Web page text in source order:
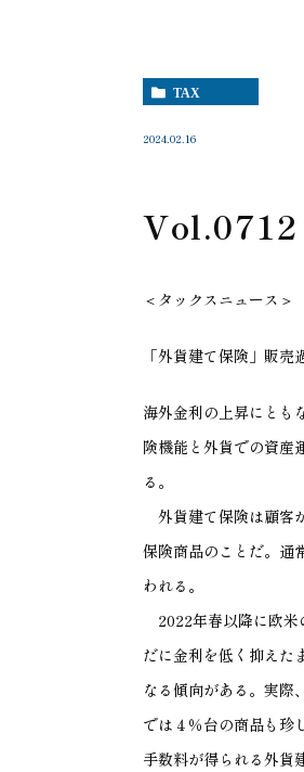
TAX
2024.02.16
Vol.0712
＜タックスニュース＞
「外貨建て保険」販
海外金利の上昇にとも
険機能と外貨での資産
る。
外貨建て保険は顧客
保険商品のことだ。通
われる。
2022年春以降に欧米
だに金利を低く抑えた
なる傾向がある。実際
では４％台の商品も珍
手数料が得られる外貨